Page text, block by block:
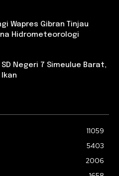
Wapres Gibran Tinjau
Hidrometeorologi
Negeri 7 Simeulue Barat,
11059
5403
2006